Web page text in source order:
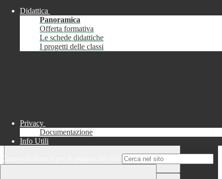
Chiudi
Informazione
Didattica
Panoramica
Offerta formativa
Le schede didattiche
I progetti delle classi
Privacy
Documentazione
Info Utili
Campo di ricerca per le pagine del sito